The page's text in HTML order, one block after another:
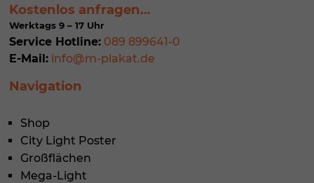
Kostenlos anfragen…
Werktags 9 – 17 Uhr
Service Hotline: 089 899641-0
E-Mail: info@m-plakat.de
Navigation
Shop
City Light Poster
Großflächen
Mega-Light